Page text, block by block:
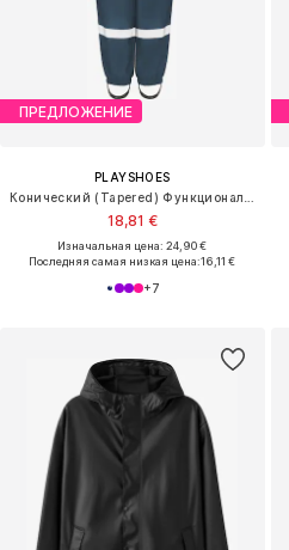
ПРЕДЛОЖЕНИЕ
PLAYSHOES
18,81 €
Изначальная цена: 24,90 €
Последняя самая низкая цена:16,11 €
+7